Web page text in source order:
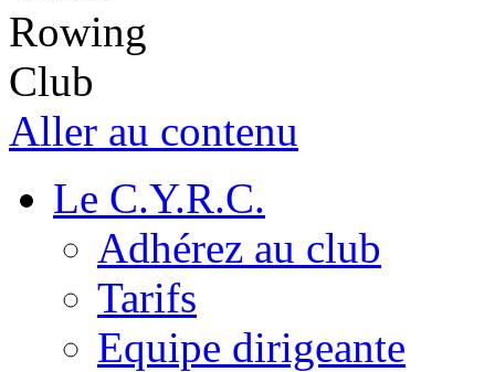
Aller au contenu
Le C.Y.R.C.
Adhérez au club
Tarifs
Equipe dirigeante